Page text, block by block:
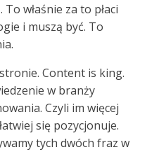
właśnie za to płaci
i muszą być. To
Content is king.
w branży
Czyli im więcej
się pozycjonuje.
tych dwóch fraz w